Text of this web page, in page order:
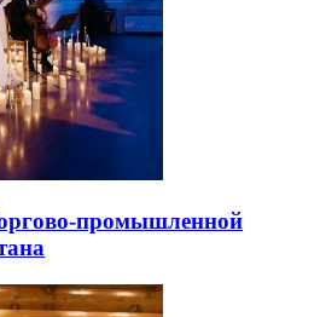
промышленной